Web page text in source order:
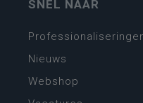
SNEL NAAR
Nieuws
Webshop